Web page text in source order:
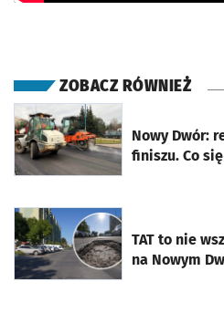
ZOBACZ RÓWNIEŻ
Nowy Dwór:
finiszu. Co
otworzy się w nowej karcie
TAT to nie
na Nowym
otworzy się w nowej karcie